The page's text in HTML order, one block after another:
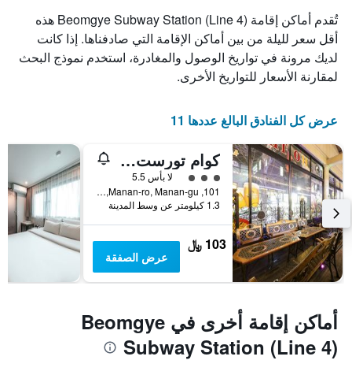
تُقدم أماكن إقامة Beomgye Subway Station (Line 4) هذه
أقل سعر لليلة من بين أماكن الإقامة التي صادفناها. إذا كانت
لديك مرونة في تواريخ الوصول والمغادرة، استخدم نموذج البحث
لمقارنة الأسعار للتواريخ الأخرى.
عرض كل الفنادق البالغ عددها 11
كوام تورست هوتل
تقييم فئة 3لا بأس 5.5
101, Manan-ro, Manan-gu, انيانغ, كوريا الجنوبية
1.3 كيلومتر عن وسط المدينة
103 ﷼
عرض الصفقة
أماكن إقامة أخرى في Beomgye
Subway Station (Line 4)